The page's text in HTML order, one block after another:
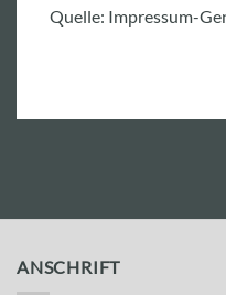
Quelle: Impressum-
ANSCHRIFT